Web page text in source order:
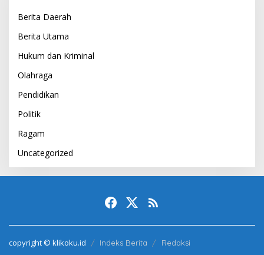
Berita Daerah
Berita Utama
Hukum dan Kriminal
Olahraga
Pendidikan
Politik
Ragam
Uncategorized
copyright © klikoku.id Indeks Berita Redaksi